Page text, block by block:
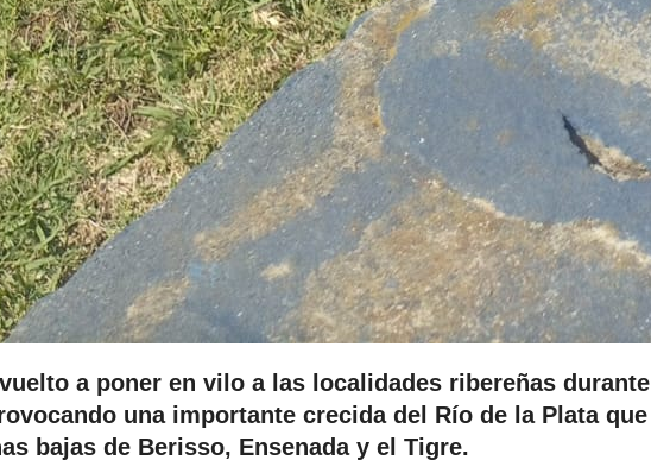
a poner en vilo a las localidades ribereñas durante
una importante crecida del Río de la Plata que
bajas de Berisso, Ensenada y el Tigre.